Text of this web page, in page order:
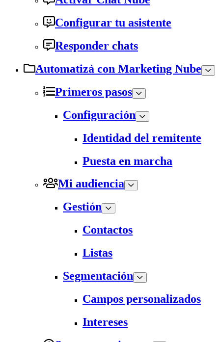
Configurar tu asistente
Responder chats
Automatizá con Marketing Nube
Primeros pasos
Configuración
Identidad del remitente
Puesta en marcha
Mi audiencia
Gestión
Contactos
Listas
Segmentación
Campos personalizados
Intereses